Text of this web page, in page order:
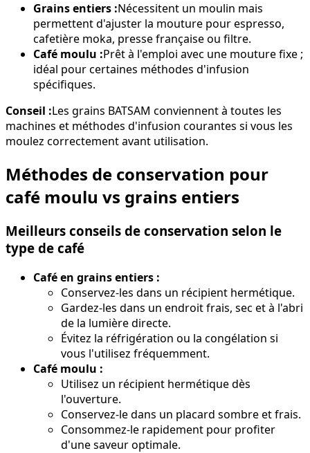
Grains entiers :Nécessitent un moulin mais
permettent d'ajuster la mouture pour espresso,
cafetière moka, presse française ou filtre.
Café moulu :Prêt à l'emploi avec une mouture fixe ;
idéal pour certaines méthodes d'infusion
spécifiques.
Conseil :Les grains BATSAM conviennent à toutes les
machines et méthodes d'infusion courantes si vous les
moulez correctement avant utilisation.
Méthodes de conservation pour
café moulu vs grains entiers
Meilleurs conseils de conservation selon le
type de café
Café en grains entiers :
Conservez-les dans un récipient hermétique.
Gardez-les dans un endroit frais, sec et à l'abri
de la lumière directe.
Évitez la réfrigération ou la congélation si
vous l'utilisez fréquemment.
Café moulu :
Utilisez un récipient hermétique dès
l'ouverture.
Conservez-le dans un placard sombre et frais.
Consommez-le rapidement pour profiter
d'une saveur optimale.